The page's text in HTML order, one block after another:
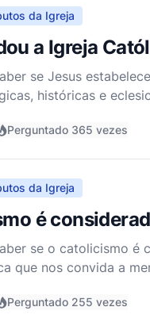
da Igreja
a Igreja
se Jesus
históricas e
Perguntado 365 vezes
da Igreja
é
se o catolicismo é
que nos convida a
Perguntado 255 vezes